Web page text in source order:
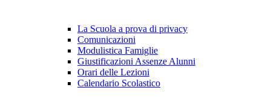
La Scuola a prova di privacy
Comunicazioni
Modulistica Famiglie
Giustificazioni Assenze Alunni
Orari delle Lezioni
Calendario Scolastico